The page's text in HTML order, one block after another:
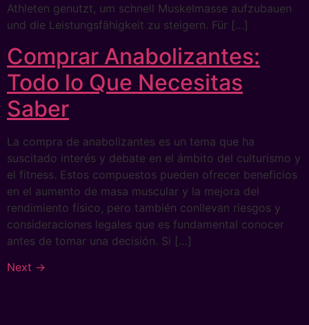
Athleten genutzt, um schnell Muskelmasse aufzubauen
und die Leistungsfähigkeit zu steigern. Für […]
Comprar Anabolizantes:
Todo lo Que Necesitas
Saber
La compra de anabolizantes es un tema que ha
suscitado interés y debate en el ámbito del culturismo y
el fitness. Estos compuestos pueden ofrecer beneficios
en el aumento de masa muscular y la mejora del
rendimiento físico, pero también conllevan riesgos y
consideraciones legales que es fundamental conocer
antes de tomar una decisión. Si […]
Next →